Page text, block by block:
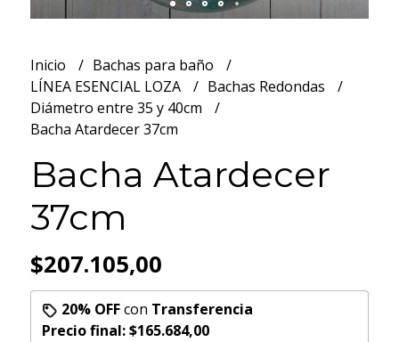
Inicio
Bachas para baño
LÍNEA ESENCIAL LOZA
Bachas Redondas
Diámetro entre 35 y 40cm
Bacha Atardecer 37cm
Bacha Atardecer
37cm
$207.105,00
20% OFFcon Transferencia
Precio final:$165.684,00